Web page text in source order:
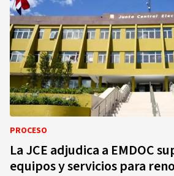
PROCESO
La JCE adjudica a EMDOC
equipos y servicios para